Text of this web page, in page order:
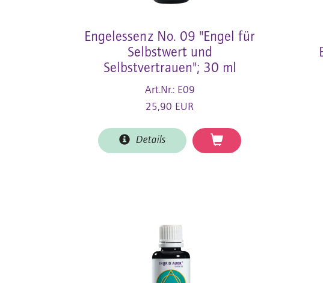
Engelessenz No. 09 "Engel für
Selbstwert und
Selbstvertrauen"; 30 ml
Art.Nr.: E09
25,90 EUR
Details